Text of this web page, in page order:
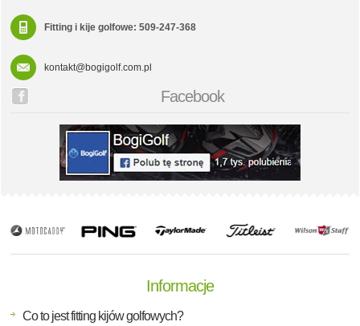
Fitting i kije golfowe: 509-247-368
kontakt@bogigolf.com.pl
Facebook
Informacje
Co to jest fitting kijów golfowych?